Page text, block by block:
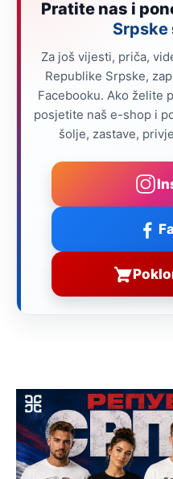
Pratite nas i
Srpske
Za još vijesti, priča,
Republike Srpske,
Facebooku. Ako želite
posjetite naš e-shop i
šolje, zastave,